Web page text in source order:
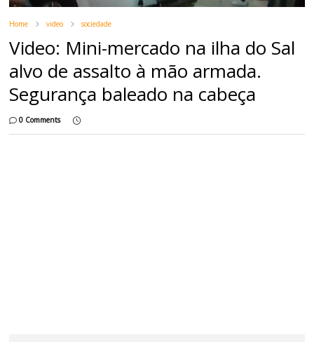
Home video sociedade
Video: Mini-mercado na ilha do Sal
alvo de assalto à mão armada.
Segurança baleado na cabeça
0 Comments